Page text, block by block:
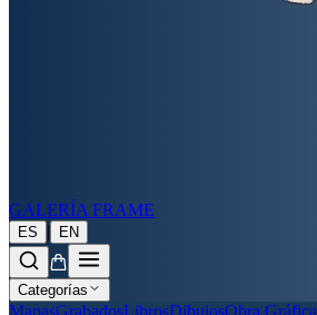
GALERÍA FRAME
ES | EN
Categorías
MapasGrabadosLibrosDibujosObra Gráfica